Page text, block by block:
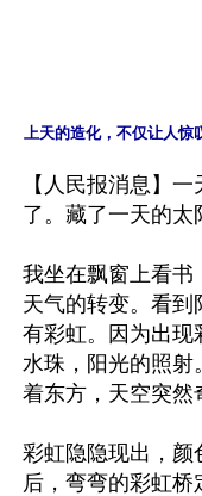
【人民报消息】
了。藏了一天的太
我坐在飘窗上看书
天气的转变。看
有彩虹。因为出现
水珠，阳光的照射
着东方，天空突然
彩虹隐隐现出，颜
后，弯弯的彩虹